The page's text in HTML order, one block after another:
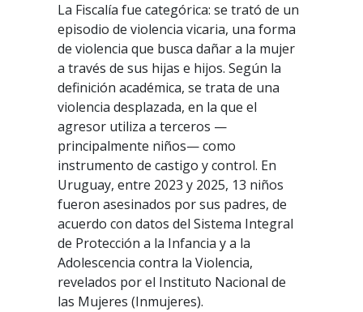
La Fiscalía fue categórica: se trató de un
episodio de violencia vicaria, una forma
de violencia que busca dañar a la mujer
a través de sus hijas e hijos. Según la
definición académica, se trata de una
violencia desplazada, en la que el
agresor utiliza a terceros —
principalmente niños— como
instrumento de castigo y control. En
Uruguay, entre 2023 y 2025, 13 niños
fueron asesinados por sus padres, de
acuerdo con datos del Sistema Integral
de Protección a la Infancia y a la
Adolescencia contra la Violencia,
revelados por el Instituto Nacional de
las Mujeres (Inmujeres).